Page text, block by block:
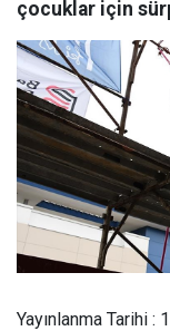
çocuklar için
Yayınlanma Tarihi :